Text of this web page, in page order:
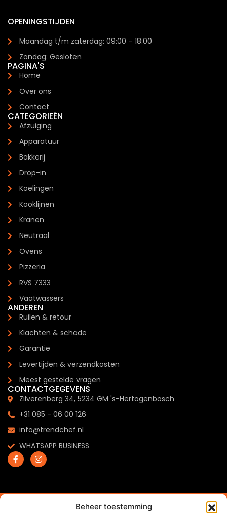
Beheer toestemming
OPENINGSTIJDEN
Maandag t/m zaterdag: 09:00 – 18:00
Zondag: Gesloten
PAGINA'S
Home
Over ons
Contact
CATEGORIEËN
Afzuiging
Apparatuur
Bakkerij
Drop-in
Koelingen
Kooklijnen
Kranen
Neutraal
Ovens
Pizzeria
RVS 7333
Vaatwassers
ANDEREN
Ruilen & retour
Klachten & schade
Garantie
Levertijden & verzendkosten
Meest gestelde vragen
CONTACTGEGEVENS
Zilverenberg 34, 5234 GM 's-Hertogenbosch
+31 085 - 06 00 126
info@trendchef.nl
WHATSAPP BUSINESS
2024 © Trendchef B.V. - Alle rechten voorbehouden.